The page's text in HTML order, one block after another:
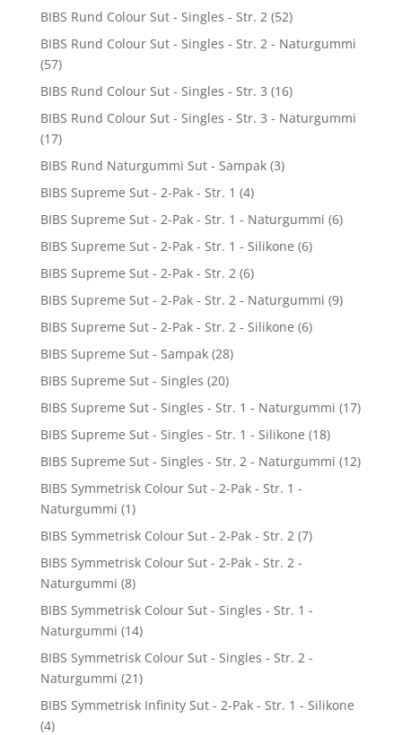
BIBS Rund Colour Sut - Singles - Str. 2 (52)
BIBS Rund Colour Sut - Singles - Str. 2 - Naturgummi
(57)
BIBS Rund Colour Sut - Singles - Str. 3 (16)
BIBS Rund Colour Sut - Singles - Str. 3 - Naturgummi
(17)
BIBS Rund Naturgummi Sut - Sampak (3)
BIBS Supreme Sut - 2-Pak - Str. 1 (4)
BIBS Supreme Sut - 2-Pak - Str. 1 - Naturgummi (6)
BIBS Supreme Sut - 2-Pak - Str. 1 - Silikone (6)
BIBS Supreme Sut - 2-Pak - Str. 2 (6)
BIBS Supreme Sut - 2-Pak - Str. 2 - Naturgummi (9)
BIBS Supreme Sut - 2-Pak - Str. 2 - Silikone (6)
BIBS Supreme Sut - Sampak (28)
BIBS Supreme Sut - Singles (20)
BIBS Supreme Sut - Singles - Str. 1 - Naturgummi (17)
BIBS Supreme Sut - Singles - Str. 1 - Silikone (18)
BIBS Supreme Sut - Singles - Str. 2 - Naturgummi (12)
BIBS Symmetrisk Colour Sut - 2-Pak - Str. 1 -
Naturgummi (1)
BIBS Symmetrisk Colour Sut - 2-Pak - Str. 2 (7)
BIBS Symmetrisk Colour Sut - 2-Pak - Str. 2 -
Naturgummi (8)
BIBS Symmetrisk Colour Sut - Singles - Str. 1 -
Naturgummi (14)
BIBS Symmetrisk Colour Sut - Singles - Str. 2 -
Naturgummi (21)
BIBS Symmetrisk Infinity Sut - 2-Pak - Str. 1 - Silikone
(4)